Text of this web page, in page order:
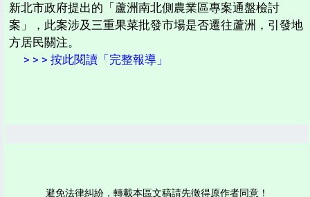
新北市政府提出的「蘆洲南北側農業區專案通盤檢討
案」，此案涉及三重果菜批發市場是否遷往蘆洲，引發地
方居民關注。
> > > 按此閱讀「完整報導」
避免法律糾紛，轉載本區文稿請先徵得原作者同意！